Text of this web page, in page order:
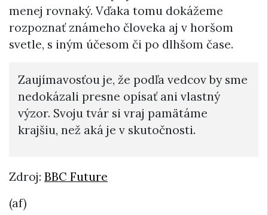
menej rovnaký. Vďaka tomu dokážeme
rozpoznať známeho človeka aj v horšom
svetle, s iným účesom či po dlhšom čase.
Zaujímavosťou je, že podľa vedcov by sme
nedokázali presne opísať ani vlastný
výzor. Svoju tvár si vraj pamätáme
krajšiu, než aká je v skutočnosti.
Zdroj: BBC Future
(af)